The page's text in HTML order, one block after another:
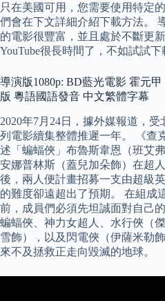
只在美國可用，您需要使用特定的
們會在下文詳細介紹下載方法。
的電影很豐富，並且處於不斷更
YouTube很長時間了，不如試試下
導演版1080p: BD藍光電影 霍元
版 粵語國語發音 中文繁體字幕
2020年7月24日，據外媒報道，
列電影續集整體推遲一年。 《查
述「蝙蝠俠」布魯斯韋恩（班艾
安娜普林斯（蓋兒加朵飾）在超
後，兩人便計畫招募一支由超級
的難度卻遠超出了預期。 在組成
前，成員們必須先坦誠面對自己
蝙蝠俠、神力女超人、水行俠（
雪飾），以及閃電俠（伊薩米勒
來不及拯救正走向毀滅的地球。